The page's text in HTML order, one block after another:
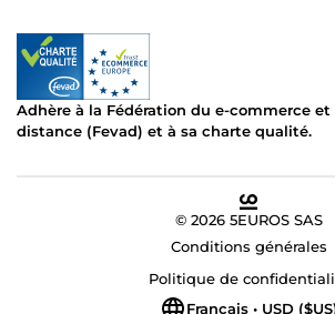
Adhère à la Fédération du e-commerce et
distance (Fevad) et à sa charte qualité.
© 2026 5EUROS SAS
Conditions générales
Politique de
Français • USD